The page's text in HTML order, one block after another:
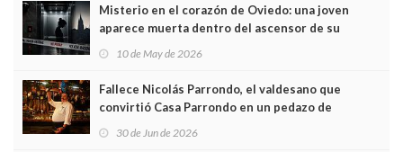
Misterio en el corazón de Oviedo: una joven
aparece muerta dentro del ascensor de su
edificio y las cámaras captan sus últimos minutos
10 de May de 2026
Fallece Nicolás Parrondo, el valdesano que
convirtió Casa Parrondo en un pedazo de
Asturias en Madrid
30 de Jun de 2026